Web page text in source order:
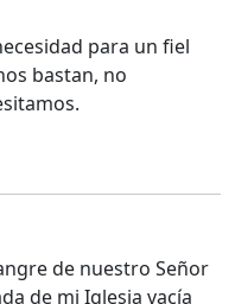
para un fiel
bastan, no
de nuestro Señor
de mi Iglesia vacía